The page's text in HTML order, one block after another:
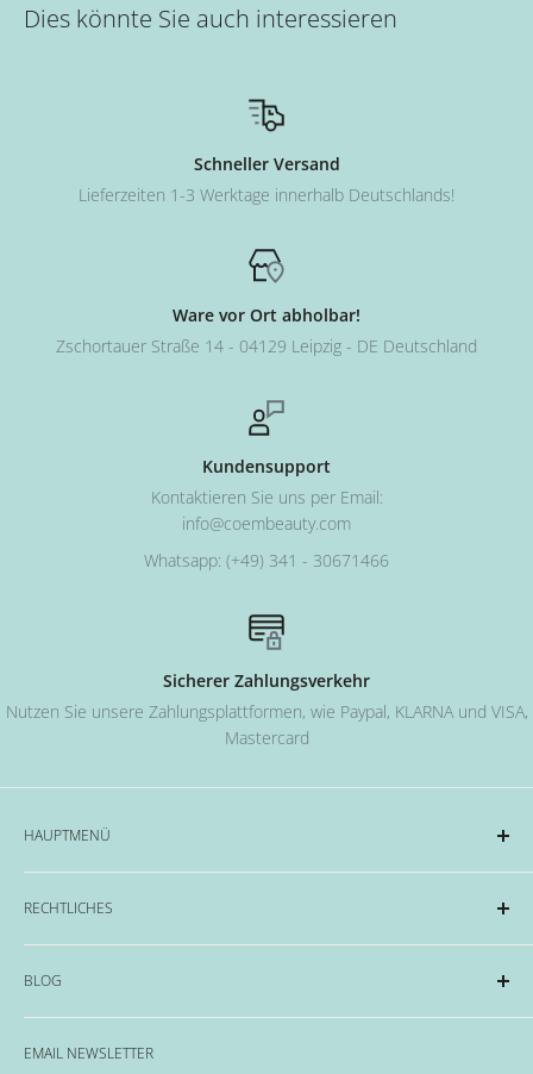
Dies könnte Sie auch interessieren
Schneller Versand
Lieferzeiten 1-3 Werktage innerhalb Deutschlands!
Ware vor Ort abholbar!
Zschortauer Straße 14 - 04129 Leipzig - DE Deutschland
Kundensupport
Kontaktieren Sie uns per Email:
info@coembeauty.com
Whatsapp: (+49) 341 - 30671466
Sicherer Zahlungsverkehr
Nutzen Sie unsere Zahlungsplattformen, wie Paypal, KLARNA und VISA,
Mastercard
HAUPTMENÜ
Acryl und Dipping-System
Hard Gel Serien
CND™
OPI
EMME Farben
Flüssigkeiten & Versiegelung
RECHTLICHES
Impressum
Datenschutzerklärung
Widerrufsrecht & Widerrufsformular
Allgemeine Geschäftsbedingungen
BLOG
Alles rund um das Thema Nägel, Nail Art und Co.
EMAIL NEWSLETTER